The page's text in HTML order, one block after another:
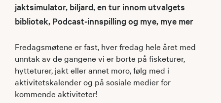
jaktsimulator, biljard, en tur innom utvalgets
bibliotek, Podcast-innspilling og mye, mye mer
Fredagsmøtene er fast, hver fredag hele året med
unntak av de gangene vi er borte på fisketurer,
hytteturer, jakt eller annet moro, følg med i
aktivitetskalender og på sosiale medier for
kommende aktiviteter!